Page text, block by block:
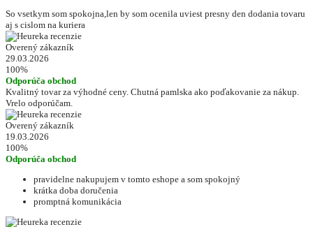
So vsetkym som spokojna,len by som ocenila uviest presny den dodania tovaru
aj s cislom na kuriera
Overený zákazník
29.03.2026
100%
Odporúča obchod
Kvalitný tovar za výhodné ceny. Chutná pamlska ako poďakovanie za nákup.
Vrelo odporúčam.
Overený zákazník
19.03.2026
100%
Odporúča obchod
pravidelne nakupujem v tomto eshope a som spokojný
krátka doba doručenia
promptná komunikácia